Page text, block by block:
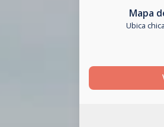
Mapa
Ubica